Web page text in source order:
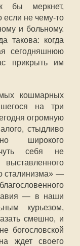
бы меркнет,
если не чему-то
и больному.
такова: когда
сегодняшнюю
прикрыть им
кошмарных
на три
огромную
стыдливо
широкого
себя не
сталинизма» —
— в наши
курьезом,
смешно, и
богословской
ждет своего